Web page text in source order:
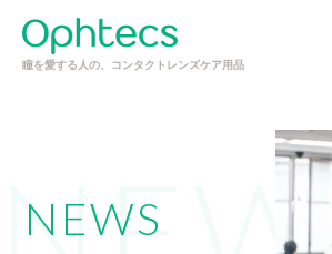
瞳を愛する人の、コンタクトレンズケア用品
NEWS